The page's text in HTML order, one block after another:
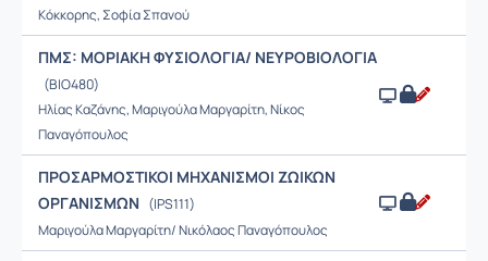
Κόκκορης, Σοφία Σπανού
ΠΜΣ: ΜΟΡΙΑΚΗ ΦΥΣΙΟΛΟΓΙΑ/ ΝΕΥΡΟΒΙΟΛΟΓΙΑ
(BIO480)
Ηλίας Καζάνης, Μαριγούλα Μαργαρίτη, Νίκος
Παναγόπουλος
ΠΡΟΣΑΡΜΟΣΤΙΚΟΙ ΜΗΧΑΝΙΣΜΟΙ ΖΩΙΚΩΝ
ΟΡΓΑΝΙΣΜΩΝ (IPS111)
Μαριγούλα Μαργαρίτη/ Νικόλαος Παναγόπουλος